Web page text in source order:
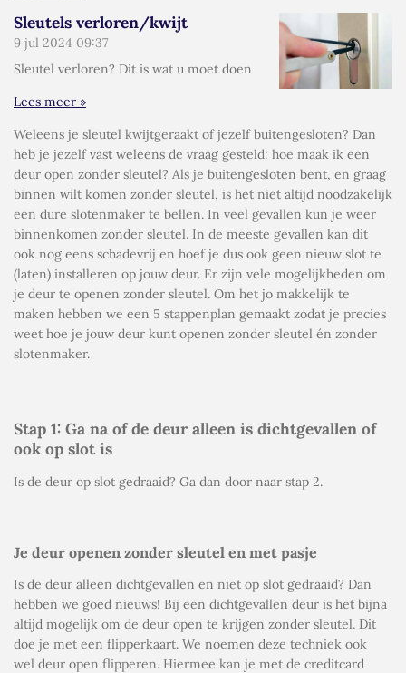
Sleutels verloren/kwijt
9 jul 2024 09:37
Sleutel verloren? Dit is wat u moet doen
Lees meer »
Weleens je sleutel kwijtgeraakt of jezelf buitengesloten? Dan
heb je jezelf vast weleens de vraag gesteld: hoe maak ik een
deur open zonder sleutel? Als je buitengesloten bent, en graag
binnen wilt komen zonder sleutel, is het niet altijd noodzakelijk
een dure slotenmaker te bellen. In veel gevallen kun je weer
binnenkomen zonder sleutel. In de meeste gevallen kan dit
ook nog eens schadevrij en hoef je dus ook geen nieuw slot te
(laten) installeren op jouw deur. Er zijn vele mogelijkheden om
je deur te openen zonder sleutel. Om het jo makkelijk te
maken hebben we een 5 stappenplan gemaakt zodat je precies
weet hoe je jouw deur kunt openen zonder sleutel én zonder
slotenmaker.
Stap 1: Ga na of de deur alleen is dichtgevallen of
ook op slot is
Is de deur op slot gedraaid? Ga dan door naar stap 2.
Je deur openen zonder sleutel en met pasje
Is de deur alleen dichtgevallen en niet op slot gedraaid? Dan
hebben we goed nieuws! Bij een dichtgevallen deur is het bijna
altijd mogelijk om de deur open te krijgen zonder sleutel. Dit
doe je met een flipperkaart. We noemen deze techniek ook
wel deur open flipperen. Hiermee kan je met de creditcard